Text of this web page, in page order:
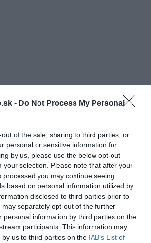
- Do Not Process My Personal
out of the sale, sharing to third parties, or
personal or sensitive information for
by us, please use the below opt-out
your selection. Please note that after your
processed you may continue seeing
based on personal information utilized by
disclosed to third parties prior to
may separately opt-out of the further
personal information by third parties on the
participants. This information may
by us to third parties on the IAB’s List of